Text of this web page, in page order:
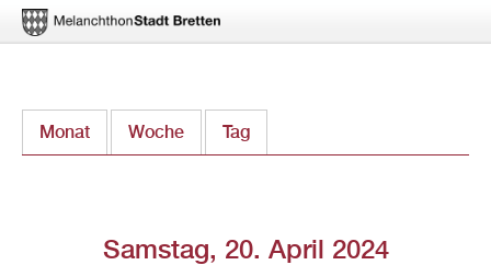
zum
Monat Woche Tag
Samstag, 20. April 2024